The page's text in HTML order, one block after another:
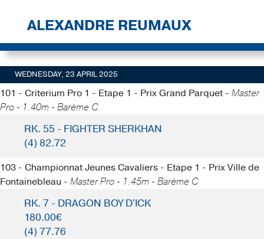
ALEXANDRE REUMAUX
WEDNESDAY, 23 APRIL 2025
101 - Criterium Pro 1 - Etape 1 - Prix Grand Parquet - Master
Pro - 1.40m - Barème C
RK. 55 - FIGHTER SHERKHAN
(4) 82.72
103 - Championnat Jeunes Cavaliers - Etape 1 - Prix Ville de
Fontainebleau - Master Pro - 1.45m - Barème C
RK. 7 - DRAGON BOY D'ICK
180.00€
(4) 77.76